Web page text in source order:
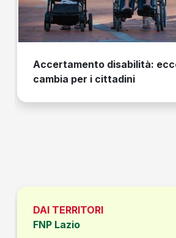
Accertamento disabilità:
cambia per i cittadini
DAI TERRITORI
FNP Lazio